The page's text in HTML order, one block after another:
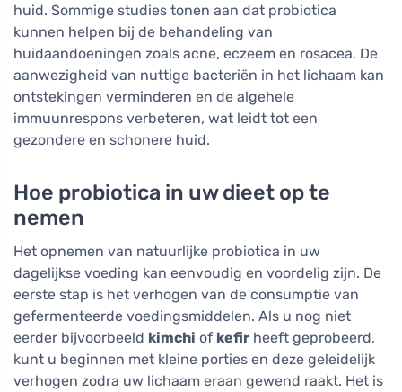
huid. Sommige studies tonen aan dat probiotica
kunnen helpen bij de behandeling van
huidaandoeningen zoals acne, eczeem en rosacea. De
aanwezigheid van nuttige bacteriën in het lichaam kan
ontstekingen verminderen en de algehele
immuunrespons verbeteren, wat leidt tot een
gezondere en schonere huid.
Hoe probiotica in uw dieet op te
nemen
Het opnemen van natuurlijke probiotica in uw
dagelijkse voeding kan eenvoudig en voordelig zijn. De
eerste stap is het verhogen van de consumptie van
gefermenteerde voedingsmiddelen. Als u nog niet
eerder bijvoorbeeld kimchi of kefir heeft geprobeerd,
kunt u beginnen met kleine porties en deze geleidelijk
verhogen zodra uw lichaam eraan gewend raakt. Het is